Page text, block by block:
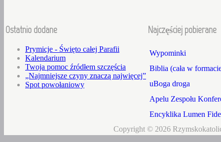
Ostatnio dodane
Prymicje - Święto całej Parafii
Kalendarium
Twoja pomoc źródłem szczęścia
„Najmniejsze czyny znaczą najwięcej”
Spot powołaniowy
Najczęściej pobierane
Wypominki
Biblia (cała w
uBoga droga
Apelu Zespołu
Encyklika Lumen
Copyright © 2026